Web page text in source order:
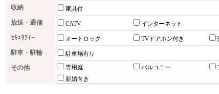
収納 家具付
放送・通信 CATV インターネット
ｾｷｭﾘﾃｨｰ オートロック TVドアホン付き
駐車・駐輪 駐車場有り
その他 専用庭 バルコニー
新婚向き